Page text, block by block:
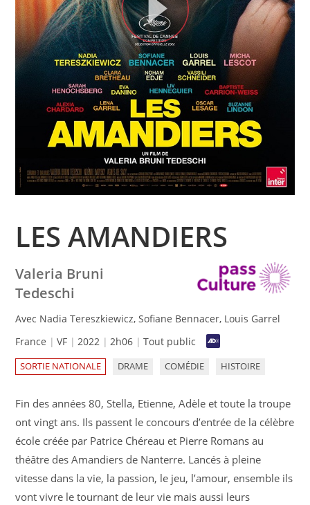
LES AMANDIERS
Valeria Bruni
Tedeschi
Avec Nadia Tereszkiewicz, Sofiane Bennacer, Louis Garrel
France
VF 2022 2h06 Tout public
SORTIE NATIONALE DRAME COMÉDIE HISTOIRE
Fin des années 80, Stella, Etienne, Adèle et toute la troupe
ont vingt ans. Ils passent le concours d’entrée de la célèbre
école créée par Patrice Chéreau et Pierre Romans au
théâtre des Amandiers de Nanterre. Lancés à pleine
vitesse dans la vie, la passion, le jeu, l’amour, ensemble ils
vont vivre le tournant de leur vie mais aussi leurs